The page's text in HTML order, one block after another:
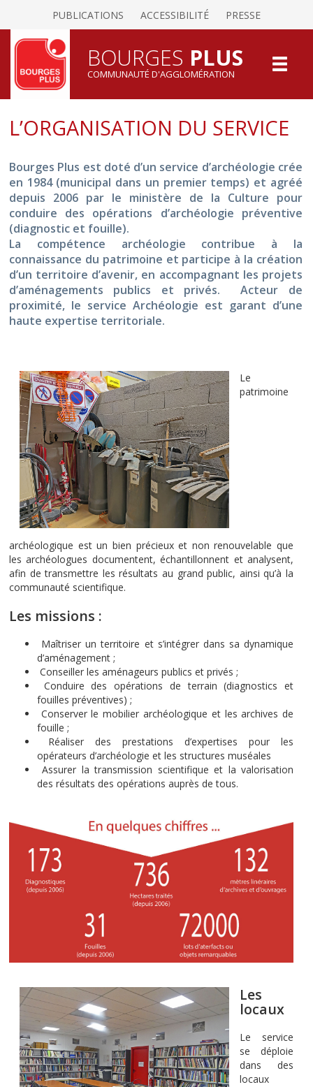
PUBLICATIONS ACCESSIBILITÉ PRESSE
BOURGES PLUS
COMMUNAUTÉ D'AGGLOMÉRATION
L’ORGANISATION DU SERVICE
Bourges Plus est doté d’un service d’archéologie crée
en 1984 (municipal dans un premier temps) et agréé
depuis 2006 par le ministère de la Culture pour
conduire des opérations d’archéologie préventive
(diagnostic et fouille).
La compétence archéologie contribue à la
connaissance du patrimoine et participe à la création
d’un territoire d’avenir, en accompagnant les projets
d’aménagements publics et privés. Acteur de
proximité, le service Archéologie est garant d’une
haute expertise territoriale.
Le
patrimoine
archéologique est un bien précieux et non renouvelable que
les archéologues documentent, échantillonnent et analysent,
afin de transmettre les résultats au grand public, ainsi qu’à la
communauté scientifique.
Les missions :
Maîtriser un territoire et s’intégrer dans sa dynamique
d’aménagement ;
Conseiller les aménageurs publics et privés ;
Conduire des opérations de terrain (diagnostics et
fouilles préventives) ;
Conserver le mobilier archéologique et les archives de
fouille ;
Réaliser des prestations d’expertises pour les
opérateurs d’archéologie et les structures muséales
Assurer la transmission scientifique et la valorisation
des résultats des opérations auprès de tous.
Les
locaux
Le service
se déploie
dans des
locaux